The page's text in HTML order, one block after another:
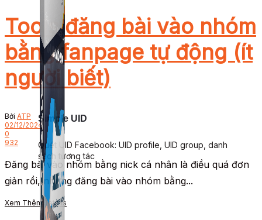
Simple UID
Quét UID Facebook: UID profile, UID group, danh
sách tương tác
Tools đăng bài vào nhóm
bằng fanpage tự động (ít
người biết)
Bởi ATP
02/12/2024
0
932
Đăng bài vào nhóm bằng nick cá nhân là điều quá đơn
giản rồi, nhưng đăng bài vào nhóm bằng...
Xem Thêm Details